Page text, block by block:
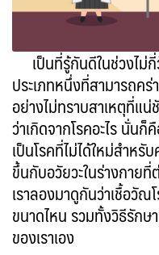
เป็นที่รู้กันดีในช่วงไม่
ประเภทหนึ่งที่สามารถค
อย่างไม่ทราบสาเหตุที่แ
ว่าเกิดจากโรคอะไร นั่นก็
เป็นโรคที่ไม่ได้ใหม่สำห
ขึ้นกับอวัยวะในร่างกายที่
เราลองมาดูกันว่าเชื้อวัณ
ขนาดไหน รวมทั้งวิธีรักษ
ของเราเอง